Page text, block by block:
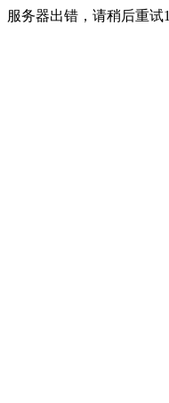
服务器出错，请稍后重试1